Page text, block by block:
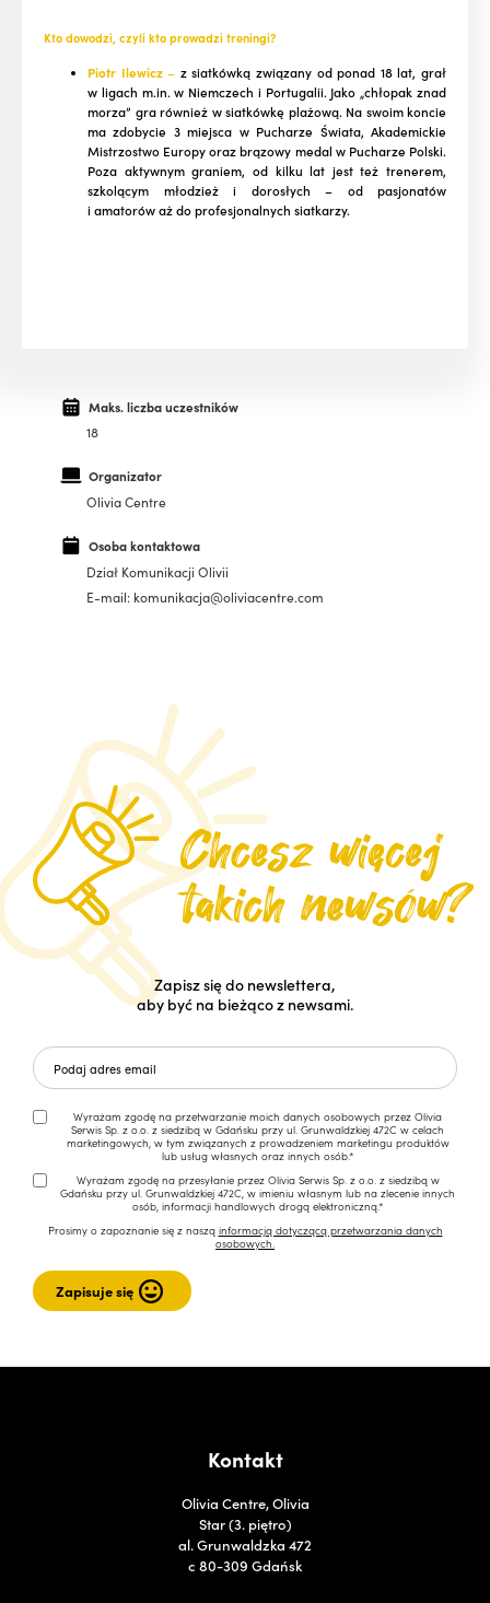
Kto dowodzi, czyli kto prowadzi treningi?
Piotr Ilewicz– z siatkówką związany od ponad 18 lat, grał
w ligach m.in. w Niemczech i Portugalii. Jako „chłopak znad
morza” gra również w siatkówkę plażową. Na swoim koncie
ma zdobycie 3 miejsca w Pucharze Świata, Akademickie
Mistrzostwo Europy oraz brązowy medal w Pucharze Polski.
Poza aktywnym graniem, od kilku lat jest też trenerem,
szkolącym młodzież i dorosłych – od pasjonatów
i amatorów aż do profesjonalnych siatkarzy.
Maks. liczba uczestników
18
Organizator
Olivia Centre
Osoba kontaktowa
Dział Komunikacji Olivii
E-mail: komunikacja@oliviacentre.com
Zapisz się do newslettera,
aby być na bieżąco z newsami.
Wyrażam zgodę na przetwarzanie moich danych osobowych przez Olivia
Serwis Sp. z o.o. z siedzibą w Gdańsku przy ul. Grunwaldzkiej 472C w celach
marketingowych, w tym związanych z prowadzeniem marketingu produktów
lub usług własnych oraz innych osób.*
Wyrażam zgodę na przesyłanie przez Olivia Serwis Sp. z o.o. z siedzibą w
Gdańsku przy ul. Grunwaldzkiej 472C, w imieniu własnym lub na zlecenie innych
osób, informacji handlowych drogą elektroniczną.*
Prosimy o zapoznanie się z naszą informacją dotyczącą przetwarzania danych
osobowych.
Kontakt
Olivia Centre, Olivia
Star (3. piętro)
al. Grunwaldzka 472
c 80-309 Gdańsk